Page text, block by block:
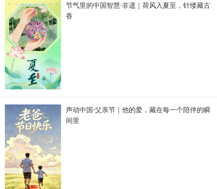
节气里的中国智慧·非遗｜荷风入夏至，针缕藏古
香
声动中国·父亲节｜他的爱，藏在每一个陪伴的瞬
间里